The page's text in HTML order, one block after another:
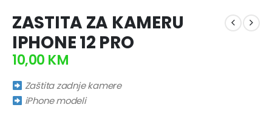
ZASTITA ZA KAMERU
IPHONE 12 PRO
10,00 KM
Zaštita zadnje kamere
iPhone modeli